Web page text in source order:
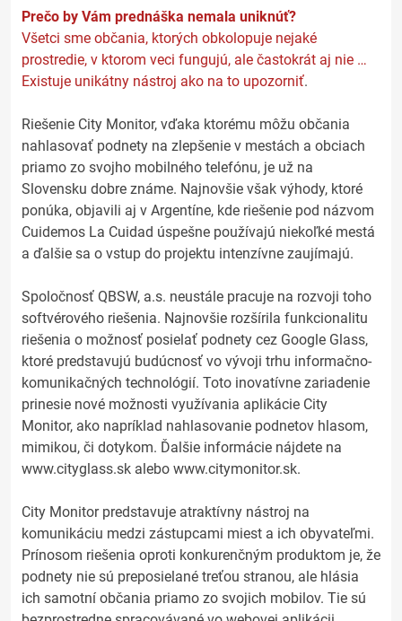
Prečo by Vám prednáška nemala uniknúť?
Všetci sme občania, ktorých obkolopuje nejaké
prostredie, v ktorom veci fungujú, ale častokrát aj nie …
Existuje unikátny nástroj ako na to upozorniť.
Riešenie City Monitor, vďaka ktorému môžu občania
nahlasovať podnety na zlepšenie v mestách a obciach
priamo zo svojho mobilného telefónu, je už na
Slovensku dobre známe. Najnovšie však výhody, ktoré
ponúka, objavili aj v Argentíne, kde riešenie pod názvom
Cuidemos La Cuidad úspešne používajú niekoľké mestá
a ďalšie sa o vstup do projektu intenzívne zaujímajú.
Spoločnosť QBSW, a.s. neustále pracuje na rozvoji toho
softvérového riešenia. Najnovšie rozšírila funkcionalitu
riešenia o možnosť posielať podnety cez Google Glass,
ktoré predstavujú budúcnosť vo vývoji trhu informačno-
komunikačných technológií. Toto inovatívne zariadenie
prinesie nové možnosti využívania aplikácie City
Monitor, ako napríklad nahlasovanie podnetov hlasom,
mimikou, či dotykom. Ďalšie informácie nájdete na
www.cityglass.sk alebo www.citymonitor.sk.
City Monitor predstavuje atraktívny nástroj na
komunikáciu medzi zástupcami miest a ich obyvateľmi.
Prínosom riešenia oproti konkurenčným produktom je, že
podnety nie sú preposielané treťou stranou, ale hlásia
ich samotní občania priamo zo svojich mobilov. Tie sú